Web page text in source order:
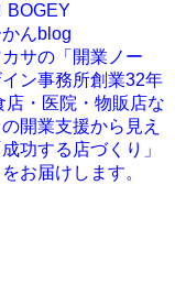
BOGEY
んblog
サの「開業ノー
ン事務所創業32年
店・医院・物販店な
開業支援から見え
功する店づくり」
お届けします。